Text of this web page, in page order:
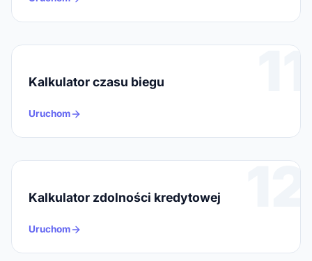
11
Kalkulator czasu biegu
Uruchom
12
Kalkulator zdolności kredytowej
Uruchom